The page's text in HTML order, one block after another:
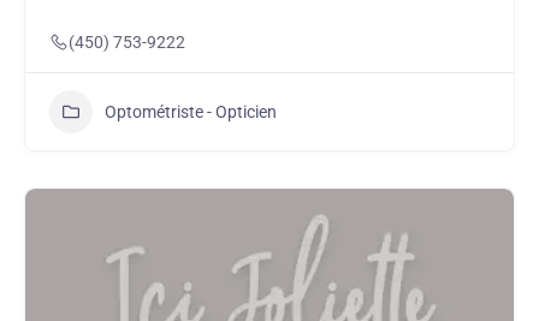
(450) 753-9222
Optométriste - Opticien